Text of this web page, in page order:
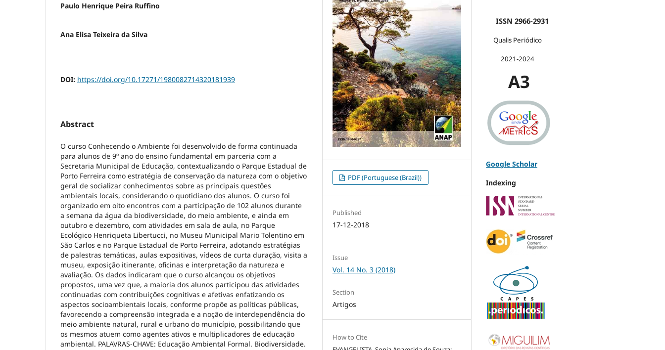
Paulo Henrique Peira Ruffino
Ana Elisa Teixeira da Silva
DOI: https://doi.org/10.17271/1980082714320181939
Abstract
O curso Conhecendo o Ambiente foi desenvolvido de forma continuada
para alunos de 9º ano do ensino fundamental em parceria com a
Secretaria Municipal de Educação, contextualizando o Parque Estadual de
Porto Ferreira como estratégia de conservação da natureza com o objetivo
geral de socializar conhecimentos sobre as principais questões
ambientais locais, considerando o quotidiano dos alunos. O curso foi
organizado em oito encontros com a participação de 102 alunos durante
a semana da água da biodiversidade, do meio ambiente, e ainda em
outubro e dezembro, com atividades em sala de aula, no Parque
Ecológico Henriqueta Libertucci, no Museu Municipal Mario Tolentino em
São Carlos e no Parque Estadual de Porto Ferreira, adotando estratégias
de palestras temáticas, aulas expositivas, vídeos de curta duração, visita a
museu, exposição itinerante, oficinas e interpretação da natureza e
avaliação. Os dados indicaram que o curso alcançou os objetivos
propostos, uma vez que, a maioria dos alunos participou das atividades
continuadas com contribuições cognitivas e afetivas enfatizando os
aspectos socioambientais locais, conforme propõe as políticas públicas,
favorecendo a compreensão integrada e a noção de interdependência do
meio ambiente natural, rural e urbano do município, possibilitando que
os mesmos atuem como agentes ativos e multiplicadores de educação
ambiental. PALAVRAS-CHAVE: Educação Ambiental Formal. Biodiversidade.
PDF (Portuguese (Brazil))
Published
17-12-2018
Issue
Vol. 14 No. 3 (2018)
Section
Artigos
How to Cite
ISSN 2966-2931
Qualis Periódico
2021-2024
A3
Google Scholar
Indexing